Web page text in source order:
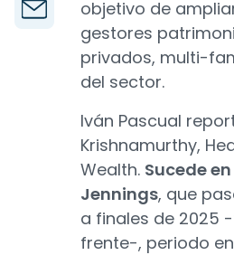
objetivo de
gestores
privados, multi-
del sector.
Iván Pascual
Krishnamurthy,
Wealth. Sucede
Jennings, que
a finales de 2025
frente-, periodo